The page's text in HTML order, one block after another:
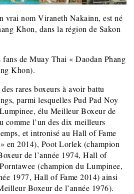
vrai nom Viraneth Nakainn, est né
Khon, dans la région de Sakon
de Muay Thai « Daodan Phang
Khon).
rares boxeurs à avoir battu
parmi lesquelles Pud Pad Noy
élu Meilleur Boxeur de
comme l’un des dix meilleurs
et intronisé au Hall of Fame
en 2014), Poot Lorlek (champion
de l’année 1974, Hall of
(champion du Lumpinee,
1977, Hall of Fame 2014) ainsi
Boxeur de l’année 1976).